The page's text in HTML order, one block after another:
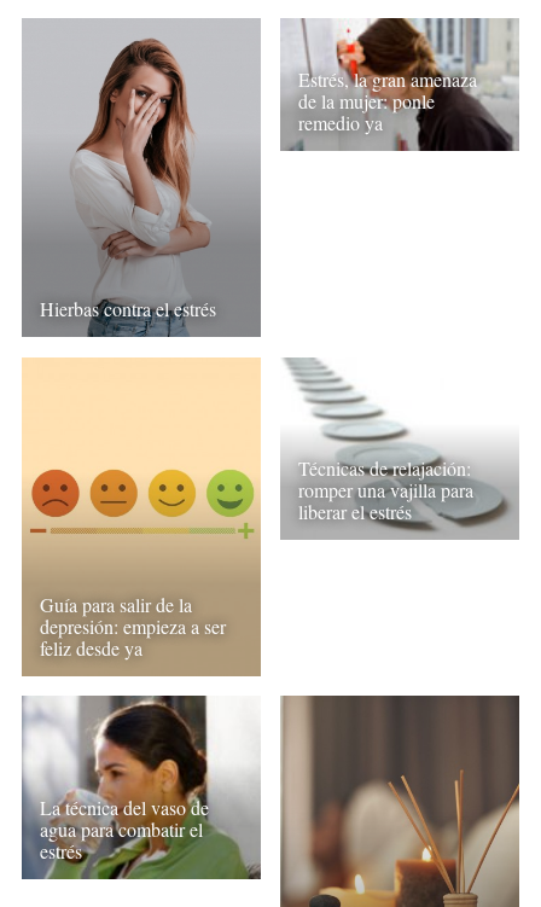
Hierbas contra el estrés
Estrés, la gran amenaza
de la mujer: ponle
remedio ya
Guía para salir de la
depresión: empieza a ser
feliz desde ya
Técnicas de relajación:
romper una vajilla para
liberar el estrés
La técnica del vaso de
agua para combatir el
estrés